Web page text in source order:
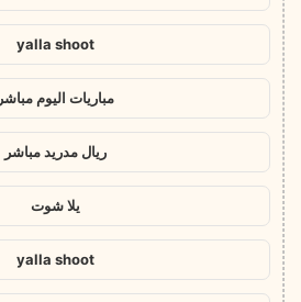
yalla shoot
مباريات اليوم مباشر
ريال مدريد مباشر
يلا شوت
yalla shoot